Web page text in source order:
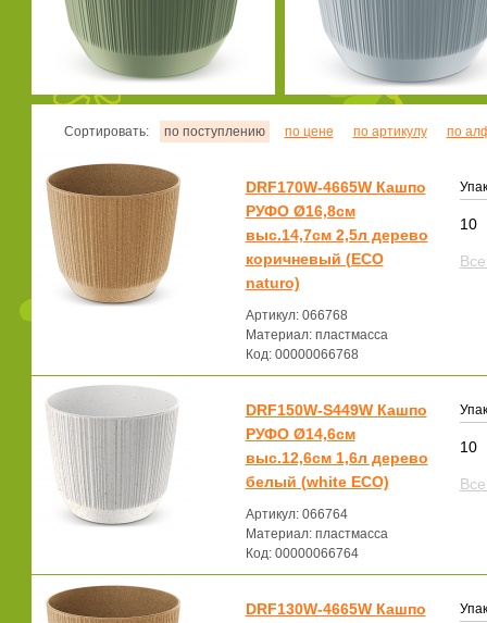
Сортировать: по поступлению по цене по артикулу по
DRF170W-4665W Кашпо
РУФО Ø16,8см
выс.14,7см 2,5л дерево
коричневый (ECO
naturo)
Артикул: 066768
Материал: пластмасса
Код: 00000066768
10
DRF150W-S449W Кашпо
РУФО Ø14,6см
выс.12,6см 1,6л дерево
белый (white ECO)
Артикул: 066764
Материал: пластмасса
Код: 00000066764
10
DRF130W-4665W Кашпо